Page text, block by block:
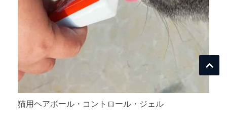
猫用ヘアボール・コントロール・ジェル